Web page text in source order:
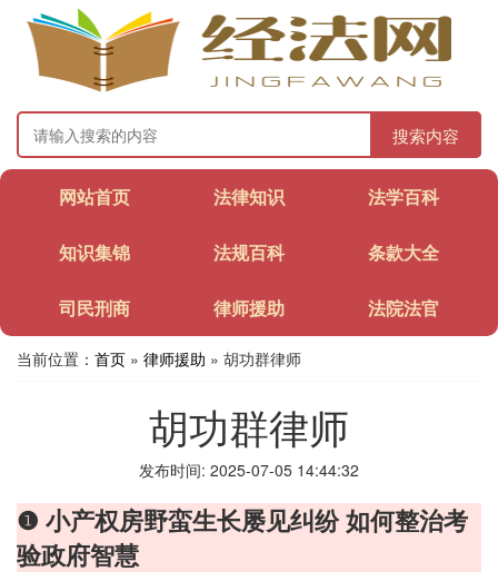
搜索内容
网站首页 法律知识 法学百科
知识集锦 法规百科 条款大全
司民刑商 律师援助 法院法官
当前位置： 首页 » 律师援助 » 胡功群律师
胡功群律师
发布时间: 2025-07-05 14:44:32
❶ 小产权房野蛮生长屡见纠纷 如何整治考
验政府智慧